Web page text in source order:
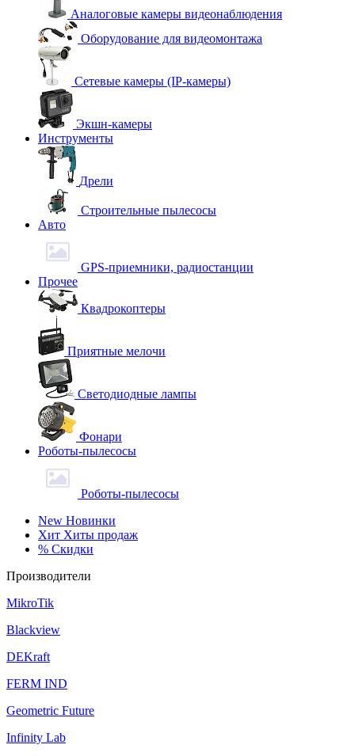
Аналоговые камеры видеонаблюдения
Оборудование для видеомонтажа
Сетевые камеры (IP-камеры)
Экшн-камеры
Инструменты
Дрели
Строительные пылесосы
Авто
GPS-приемники, радиостанции
Прочее
Квадрокоптеры
Приятные мелочи
Светодиодные лампы
Фонари
Роботы-пылесосы
Роботы-пылесосы
New Новинки
Хит Хиты продаж
% Скидки
Производители
MikroTik
Blackview
DEKraft
FERM IND
Geometric Future
Infinity Lab